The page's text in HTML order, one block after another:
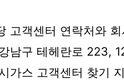
고객센터 연락처와
남구 테헤란로 223,
가스 고객센터 찾기